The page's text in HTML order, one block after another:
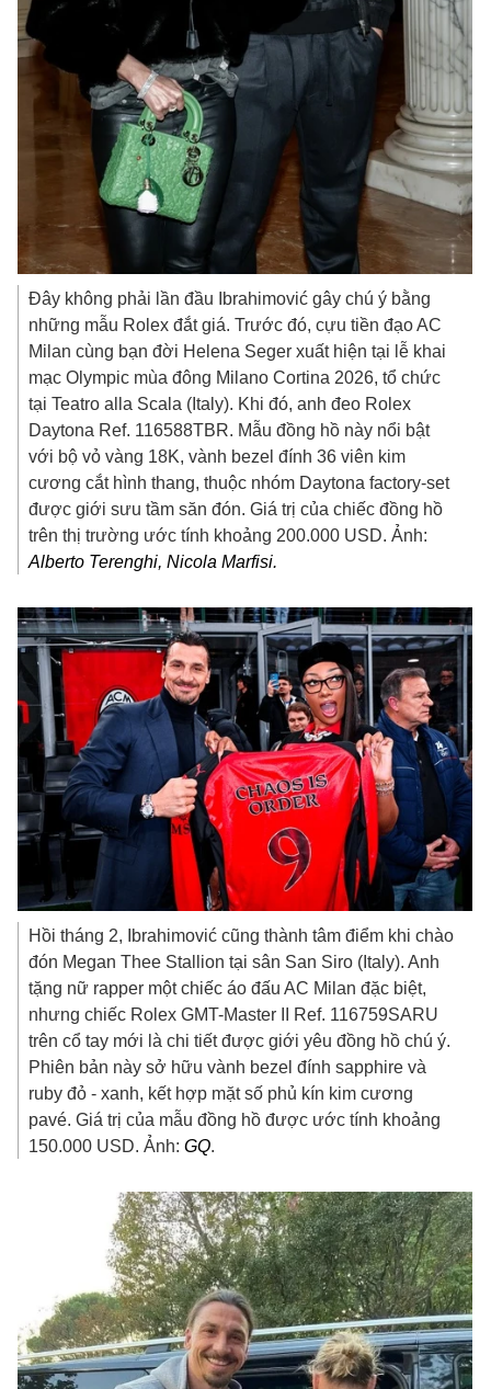
Đây không phải lần đầu Ibrahimović gây chú ý bằng
những mẫu Rolex đắt giá. Trước đó, cựu tiền đạo AC
Milan cùng bạn đời Helena Seger xuất hiện tại lễ khai
mạc Olympic mùa đông Milano Cortina 2026, tổ chức
tại Teatro alla Scala (Italy). Khi đó, anh đeo Rolex
Daytona Ref. 116588TBR. Mẫu đồng hồ này nổi bật
với bộ vỏ vàng 18K, vành bezel đính 36 viên kim
cương cắt hình thang, thuộc nhóm Daytona factory-set
được giới sưu tầm săn đón. Giá trị của chiếc đồng hồ
trên thị trường ước tính khoảng 200.000 USD. Ảnh:
Alberto Terenghi, Nicola Marfisi.
Hồi tháng 2, Ibrahimović cũng thành tâm điểm khi chào
đón Megan Thee Stallion tại sân San Siro (Italy). Anh
tặng nữ rapper một chiếc áo đấu AC Milan đặc biệt,
nhưng chiếc Rolex GMT-Master II Ref. 116759SARU
trên cổ tay mới là chi tiết được giới yêu đồng hồ chú ý.
Phiên bản này sở hữu vành bezel đính sapphire và
ruby đỏ - xanh, kết hợp mặt số phủ kín kim cương
pavé. Giá trị của mẫu đồng hồ được ước tính khoảng
150.000 USD. Ảnh:GQ.